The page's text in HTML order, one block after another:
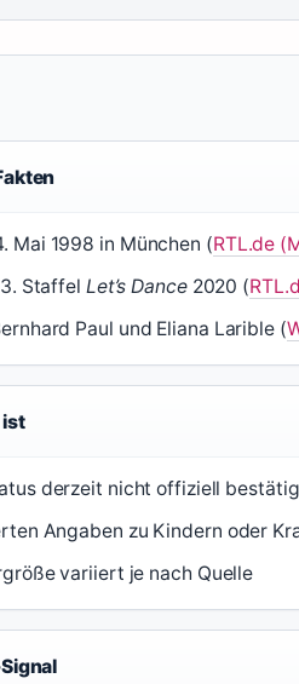
Mai 1998 in München (RTL.de
Staffel Let’s Dance2020 (
Paul und Eliana Larible (
ist
derzeit nicht offiziell
Angaben zu Kindern oder
variiert je nach Quelle